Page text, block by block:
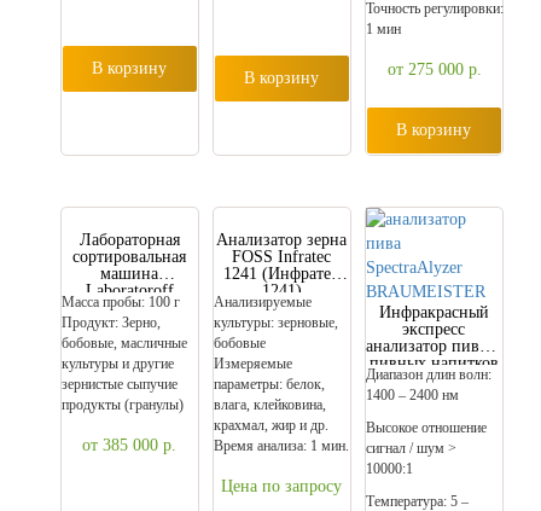
В корзину
В корзину
Точность регулировки:
1 мин
от 275 000 р.
В корзину
Лабораторная
сортировальная
машина
Laboratoroff
(Сортилаб)
Sortilab аналог
сортировочной
машины
(Sortimat)
Сортимат
Масса пробы: 100 г
Продукт: Зерно,
бобовые, масличные
культуры и другие
зернистые сыпучие
продукты (гранулы)
от 385 000р.
Анализатор зерна
FOSS Infratec
1241 (Инфратек
1241)
Анализируемые
культуры: зерновые,
бобовые
Измеряемые
параметры: белок,
влага, клейковина,
крахмал, жир и др.
Время анализа: 1 мин.
Цена по запросу
Инфракрасный
экспресс
анализатор пива и
пивных напитков
SpectraAlyzer
BRAUMEISTER
Диапазон длин волн:
1400 – 2400 нм
Высокое отношение
сигнал / шум >
10000:1
Температура: 5 –